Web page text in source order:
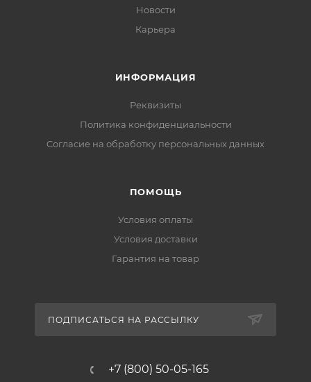
Новости
Карьера
ИНФОРМАЦИЯ
Реквизиты
Политика конфиденциальности
Cогласие на обработку персональных данных
ПОМОЩЬ
Условия оплаты
Условия доставки
Гарантия на товар
ПОДПИСАТЬСЯ НА РАССЫЛКУ
+7 (800) 50-05-165